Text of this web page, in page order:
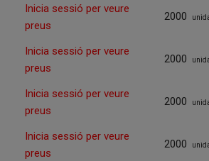
Inicia sessió per veure
preus
2000
Inicia sessió per veure
preus
2000
Inicia sessió per veure
preus
2000
Inicia sessió per veure
preus
2000